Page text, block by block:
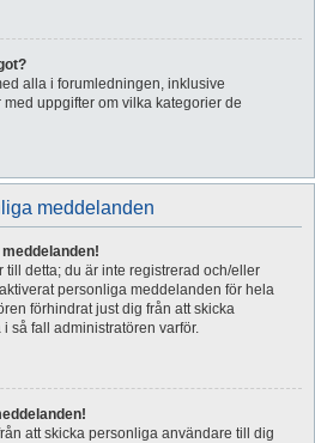
alla i forumledningen, inklusive
uppgifter om vilka kategorier de
meddelanden
detta; du är inte registrerad och/eller
personliga meddelanden för hela
förhindrat just dig från att skicka
så fall administratören varför.
att skicka personliga användare till dig